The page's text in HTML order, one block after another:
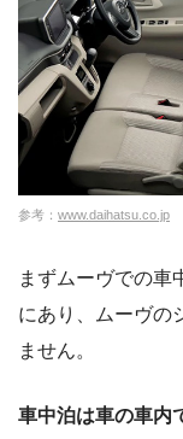
参考： www.daihatsu.co.jp
まずムーヴでの車
にあり、ムーヴの
ません。
車中泊は車の車内